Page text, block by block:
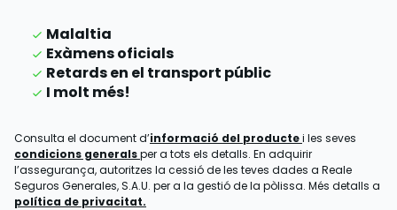
Malaltia
Exàmens oficials
Retards en el transport públic
I molt més!
Consulta el document d’informació del productei les seves
condicions generalsper a tots els detalls. En adquirir
l’assegurança, autoritzes la cessió de les teves dades a Reale
Seguros Generales, S.A.U. per a la gestió de la pòlissa. Més detalls a
política de privacitat.